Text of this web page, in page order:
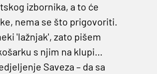
izbornika, a to će
nema se što prigovoriti.
'lažnjak', zato pišem
s njim na klupi…
Saveza – da sa